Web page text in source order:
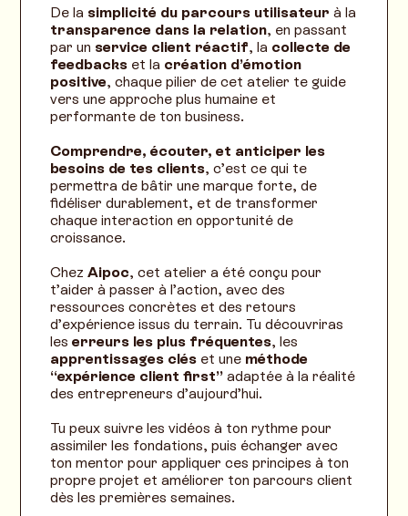
De la simplicité du parcours utilisateur à la
transparence dans la relation, en passant
par un service client réactif, la collecte de
feedbacks et la création d’émotion
positive, chaque pilier de cet atelier te guide
vers une approche plus humaine et
performante de ton business.
Comprendre, écouter, et anticiper les
besoins de tes clients, c’est ce qui te
permettra de bâtir une marque forte, de
fidéliser durablement, et de transformer
chaque interaction en opportunité de
croissance.
ChezAipoc, cet atelier a été conçu pour
t’aider à passer à l’action, avec des
ressources concrètes et des retours
d’expérience issus du terrain. Tu découvriras
leserreurs les plus fréquentes, les
apprentissages clés et une méthode
“expérience client first” adaptée à la réalité
des entrepreneurs d’aujourd’hui.
Tu peux suivre les vidéos à ton rythme pour
assimiler les fondations, puis échanger avec
ton mentor pour appliquer ces principes à ton
propre projet et améliorer ton parcours client
dès les premières semaines.